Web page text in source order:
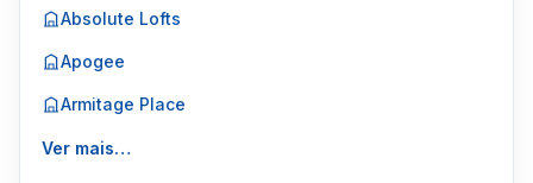
Absolute Lofts
Apogee
Armitage Place
Ver mais…